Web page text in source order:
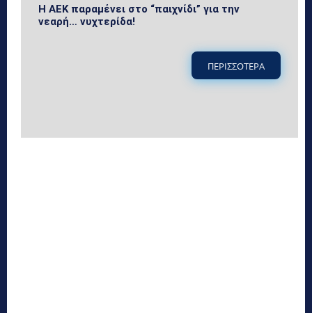
Η ΑΕΚ παραμένει στο “παιχνίδι” για την
νεαρή… νυχτερίδα!
ΠΕΡΙΣΣΟΤΕΡΑ